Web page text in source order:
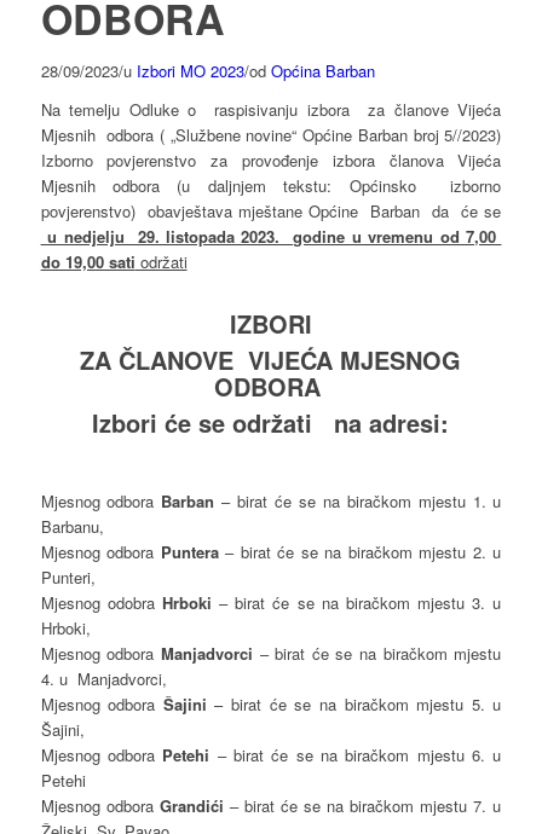
ODBORA
28/09/2023/u Izbori MO 2023/od Općina Barban
Na temelju Odluke o raspisivanju izbora za članove Vijeća
Mjesnih odbora ( „Službene novine“ Općine Barban broj 5//2023)
Izborno povjerenstvo za provođenje izbora članova Vijeća
Mjesnih odbora (u daljnjem tekstu: Općinsko izborno
povjerenstvo) obavještava mještane Općine Barban da će se
u nedjelju 29. listopada 2023. godine u vremenu od 7,00
do 19,00 sati održati
IZBORI
ZA ČLANOVE VIJEĆA MJESNOG
ODBORA
Izbori će se održati na adresi:
Mjesnog odbora Barban – birat će se na biračkom mjestu 1. u
Barbanu,
Mjesnog odbora Puntera– birat će se na biračkom mjestu 2. u
Punteri,
Mjesnog odobra Hrboki – birat će se na biračkom mjestu 3. u
Hrboki,
Mjesnog odbora Manjadvorci – birat će se na biračkom mjestu
4. u Manjadvorci,
Mjesnog odbora Šajini – birat će se na biračkom mjestu 5. u
Šajini,
Mjesnog odbora Petehi – birat će se na biračkom mjestu 6. u
Petehi
Mjesnog odbora Grandići – birat će se na biračkom mjestu 7. u